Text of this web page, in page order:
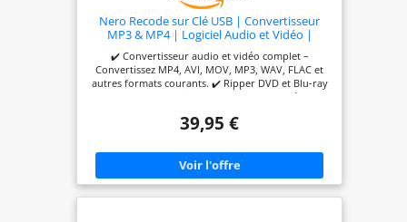
Nero Recode sur Clé USB | Convertisseur
MP3 & MP4 | Logiciel Audio et Vidéo |
Convertir MP4, AVI, MOV, MP3, WAV, FLAC |
Ripper DVD | Licence à vie | 1 PC | Windows
11/10/8/7
✔️ Convertisseur audio et vidéo complet –
Convertissez MP4, AVI, MOV, MP3, WAV, FLAC et
autres formats courants. ✔️ Ripper DVD et Blu-ray
– Transformez vos disques en fichiers numériques
– Compatible avec la compression vidéo moderne
accélération GPU – Traitement plus rapide grâce
au support matériel et conversion par lot. ✔️
Licence à vie – Achat unique pour 1 PC |
Compatible Windows 11/10/8/7.
39,95 €